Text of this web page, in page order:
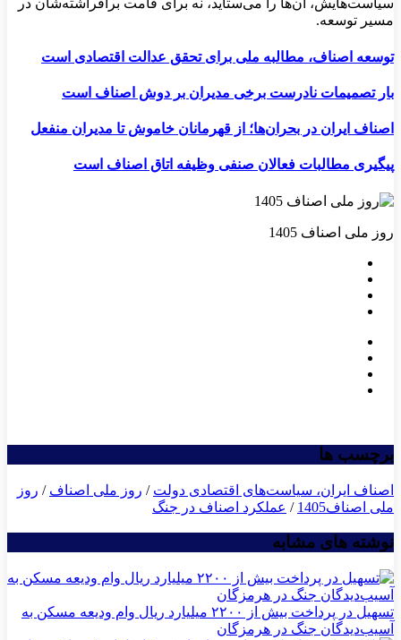
سیاست‌هایش، آن‌ها را می‌ستاید، نه برای قامت برافراشته‌شان در
مسیر توسعه.
توسعه اصناف، مطالبه ملی برای تحقق عدالت اقتصادی است
بار تصمیمات نادرست برخی مدیران بر دوش اصناف است
اصناف ایران در بحران‌ها؛ از قهرمانان خاموش تا مدیران منفعل
پیگیری مطالبات فعالان صنفی وظیفه اتاق اصناف است
روز ملی اصناف 1405
برچسب ها
اصناف ایران، سیاست‌های اقتصادی دولت / روز ملی اصناف / روز
ملی اصناف1405
/ عملکرد اصناف در جنگ
نوشته های مشابه
تسهیل در پرداخت بیش از ۲۲۰۰ میلیارد ریال وام ودیعه مسکن به
آسیب‌دیدگان جنگ در هرمزگان